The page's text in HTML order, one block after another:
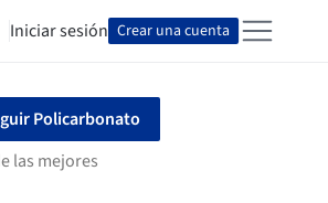
Iniciar sesión Crear una cuenta
Policarbonato
las mejores